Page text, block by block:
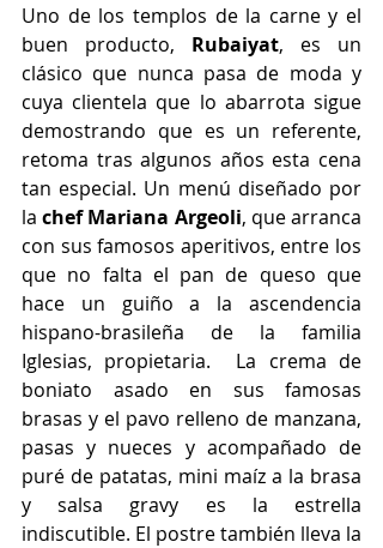
Uno de los templos de la carne y el
buen producto, Rubaiyat, es un
clásico que nunca pasa de moda y
cuya clientela que lo abarrota sigue
demostrando que es un referente,
retoma tras algunos años esta cena
tan especial. Un menú diseñado por
la chef Mariana Argeoli, que arranca
con sus famosos aperitivos, entre los
que no falta el pan de queso que
hace un guiño a la ascendencia
hispano-brasileña de la familia
Iglesias, propietaria.  La crema de
boniato asado en sus famosas
brasas y el pavo relleno de manzana,
pasas y nueces y acompañado de
puré de patatas, mini maíz a la brasa
y salsa gravy es la estrella
indiscutible. El postre también lleva la